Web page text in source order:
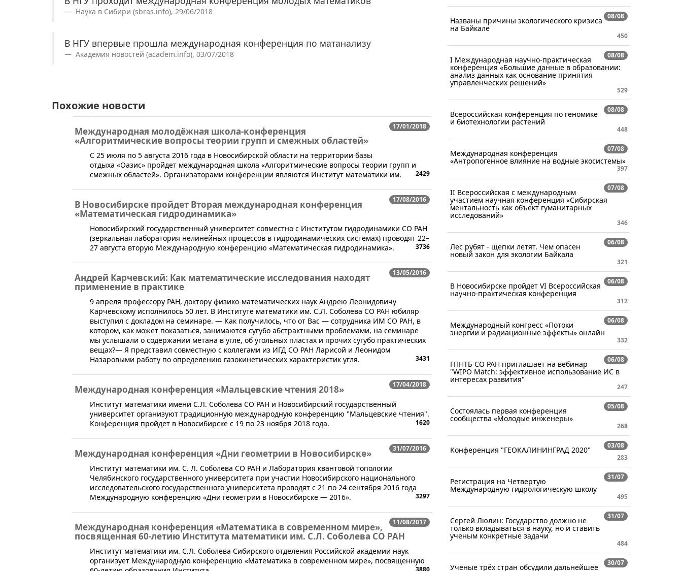
Наука в Сибири (sbras.info), 29/06/2018
В НГУ впервые прошла международная конференция по матанализу
Академия новостей (academ.info), 03/07/2018
Похожие новости
17/01/2018
Международная молодёжная школа-конференция
«Алгоритмические вопросы теории групп и смежных областей»
​С 25 июля по 5 августа 2016 года в Новосибирской области на территории базы
отдыха «Оазис» пройдет международная школа «Алгоритмические вопросы теории групп и
смежных областей». Организаторами конференции являются Институт математики им.
2429
17/08/2016
В Новосибирске пройдет Вторая международная конференция
«Математическая гидродинамика»
Новосибирский государственный университет совместно с Институтом гидродинамики СО РАН
(зеркальная лаборатория нелинейных процессов в гидродинамических системах) проводят 22–
27 августа вторую Международную конференцию «Математическая гидродинамика».
3736
13/05/2016
Андрей Карчевский: Как математические исследования находят
применение в практике
9 апреля профессору РАН, доктору физико-математических наук Андрею Леонидовичу
Карчевскому исполнилось 50 лет. В Институте математики им. С.Л. Соболева СО РАН юбиляр
выступил с докладом на семинаре. — Как получилось, что от Вас — сотрудника ИМ СО РАН, в
котором, как может показаться, занимаются сугубо абстрактными проблемами, на семинаре
мы услышали о содержании метана в угле, об угольных пластах и прочих сугубо практических
вещах?— Я представил совместную с коллегами из ИГД СО РАН Ларисой и Леонидом
Назаровыми работу по определению газокинетических характеристик угля.
3431
17/04/2018
Международная конференция «Мальцевские чтения 2018»
​Институт математики имени С.Л. Соболева СО РАН и Новосибирский государственный
университет организуют традиционную международную конференцию "Мальцевские чтения".
Конференция пройдет в Новосибирске с 19 по 23 ноября 2018 года.
1620
31/07/2016
Международная конференция «Дни геометрии в Новосибирске»
​Институт математики им. С. Л. Соболева СО РАН и Лаборатория квантовой топологии
Челябинского государственного университета при участии Новосибирского национального
исследовательского государственного университета проводят с 21 по 24 сентября 2016 года
Международную конференцию «Дни геометрии в Новосибирске — 2016».
3297
11/08/2017
Международная конференция «Математика в современном мире»,
посвященная 60-летию Института математики им. С.Л. Соболева СО РАН
Институт математики им. С.Л. Соболева Сибирского отделения Российской академии наук
организует Международную конференцию «Математика в современном мире», посвященную
08/08
Названы причины экологического кризиса
на Байкале
450
08/08
I Международная научно-практическая
конференция «Большие данные в образовании:
анализ данных как основание принятия
управленческих решений»
529
08/08
Всероссийская конференция по геномике
и биотехнологии растений
448
07/08
Международная конференция
«Антропогенное влияние на водные экосистемы»
397
07/08
II Всероссийская с международным
участием научная конференция «Сибирская
ментальность как объект гуманитарных
исследований»
346
06/08
Лес рубят - щепки летят. Чем опасен
новый закон для экологии Байкала
321
06/08
В Новосибирске пройдет VI Всероссийская
научно-практическая конференция
312
06/08
Международный конгресс «Потоки
энергии и радиационные эффекты» онлайн
332
06/08
ГПНТБ СО РАН приглашает на вебинар
"WIPO Match: эффективное использование ИС в
интересах развития"
247
05/08
Состоялась первая конференция
сообщества «Молодые инженеры»
268
03/08
Конференция "ГЕОКАЛИНИНГРАД 2020"
283
31/07
Регистрация на Четвертую
Международную гидрологическую школу
495
31/07
Сергей Люлин: Государство должно не
только вкладываться в науку, но и ставить
ученым конкретные задачи
484
30/07
Ученые трёх стран обсудили дальнейшее